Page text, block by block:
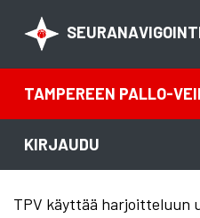
TAMPEREEN PALLO-
KIRJAUDU
TPV käyttää harjoitteluun